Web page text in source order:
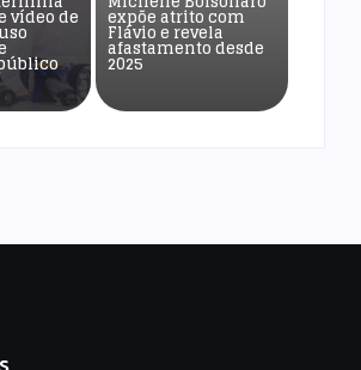
vídeo de expõe atrito com
Flávio e revela
afastamento desde
2025